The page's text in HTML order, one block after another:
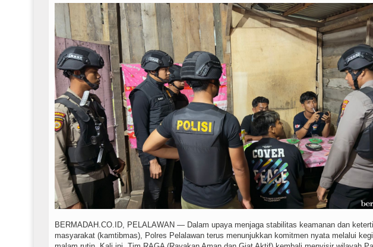
BERMADAH.CO.ID, PELALAWAN — Dalam upaya menjaga stabilitas keamanan dan
masyarakat (kamtibmas), Polres Pelalawan terus menunjukkan komitmen nyata melalui